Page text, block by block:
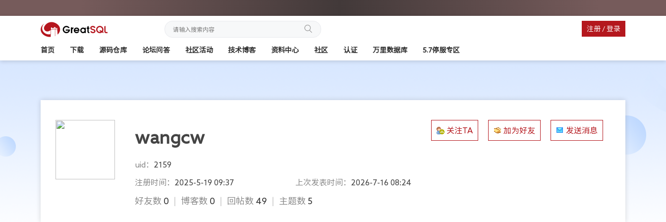
注册 / 登录
首页 下载 源码仓库 论坛问答 社区活动 技术博客 资料中心 社区 认证 万里数据库 5.7停服专区
关注TA 加为好友 发送消息
wangcw
uid： 2159
注册时间： 2025-5-19 09:37 上次发表时间： 2026-7-16 08:24
好友数 0 博客数 0 回帖数 49 主题数 5